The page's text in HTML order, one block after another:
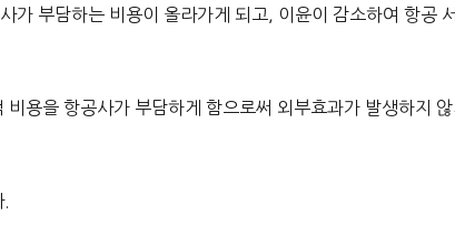
가 부담하는 비용이 올라가게 되고, 이윤이 감소하여 항공
용을 항공사가 부담하게 함으로써 외부효과가 발생하지